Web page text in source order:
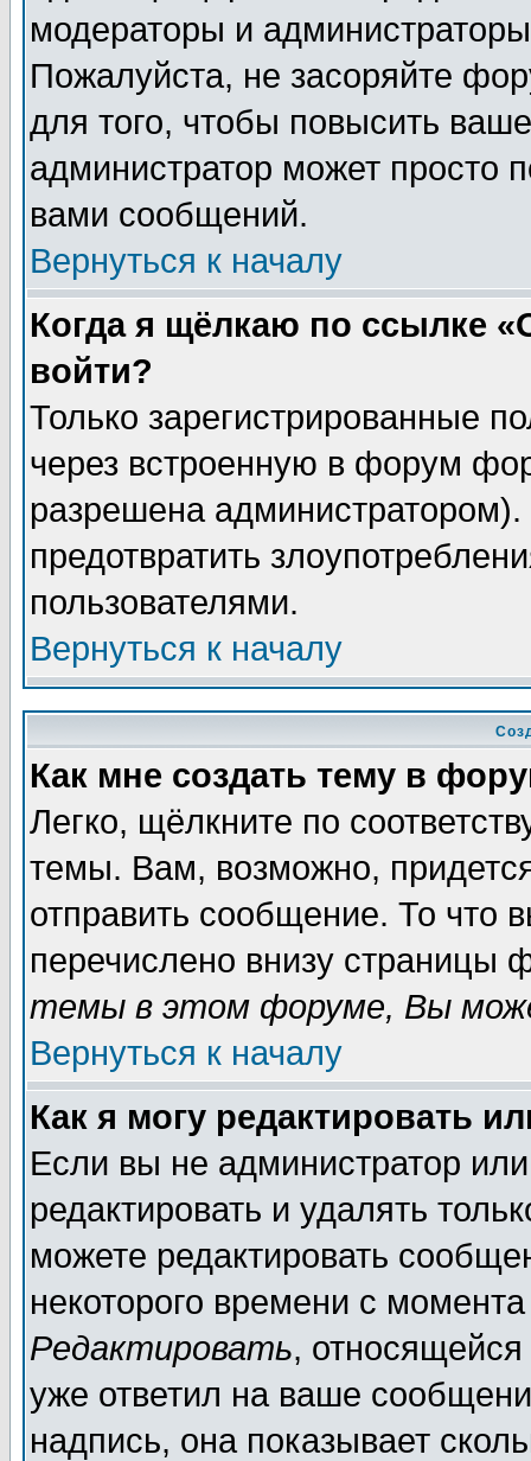
модераторы и
Пожалуйста, не засоряйте
для того, чтобы повысить
администратор может просто
вами сообщений.
Вернуться к началу
Когда я щёлкаю по ссылке
войти?
Только зарегистрированные
через встроенную в форум
разрешена
предотвратить
пользователями.
Вернуться к началу
Как мне создать тему в
Легко, щёлкните по
темы. Вам, возможно,
отправить сообщение. То что
перечислено внизу страницы
темы в этом форуме, Вы
Вернуться к началу
Как я могу редактировать
Если вы не администратор
редактировать и удалять
можете редактировать
некоторого времени с
Редактировать,
уже ответил на ваше
надпись, она показывает